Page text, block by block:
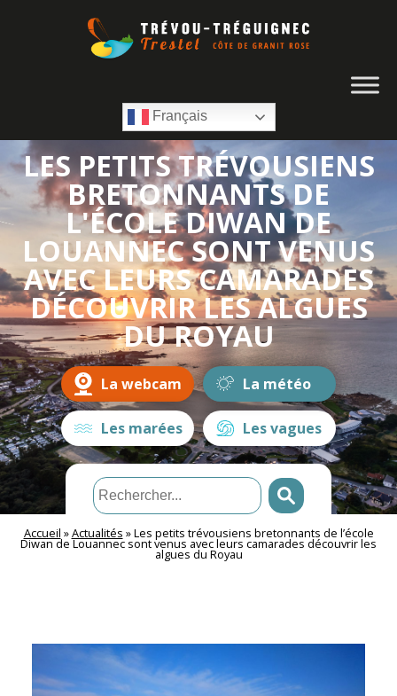
Français
LES PETITS TRÉVOUSIENS
BRETONNANTS DE
L'ÉCOLE DIWAN DE
LOUANNEC SONT VENUS
AVEC LEURS CAMARADES
DÉCOUVRIR LES ALGUES
DU ROYAU
La webcam La météo
Les marées Les vagues
Accueil »Actualités »Les petits trévousiens bretonnants de l’école
Diwan de Louannec sont venus avec leurs camarades découvrir les
algues du Royau